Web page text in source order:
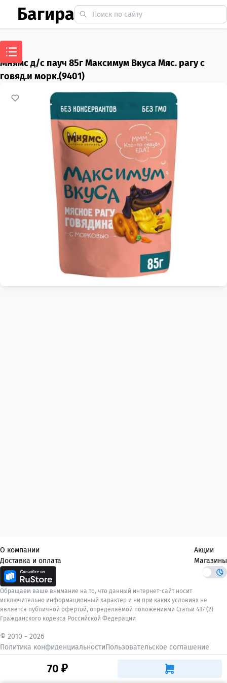
Багира
Мнямс д/с пауч 85г Максимум Вкуса Мяс. рагу с
говяд.и морк.(9401)
70 ₽
О компании
Доставка и оплата
Акции
Магазины
Обращаем ваше внимание на то, что данный интернет-сайт носит
исключительно информационный характер и ни при каких условиях не
является публичной офертой, определяемой положениями Статьи 437 (2)
Гражданского кодекса Российской Федерации
© 2010 - 2026
Политика конфиденциальностиПользовательское соглашение